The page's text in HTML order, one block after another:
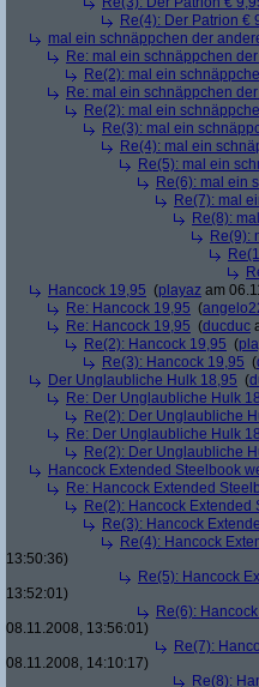
Re(4): Der Patrion €
mal ein schnäppchen der
Re: mal ein schnäppchen
Re(2): mal ein
Re: mal ein schnäppchen
Re(2): mal ein
Re(3): mal ein
Re(4): mal ein
Re(5): mal ein
Re(6): mal ein
Re(7): mal
Re(8):
Re(9):
Hancock 19,95 (playaz am
Re: Hancock 19,95 (
Re: Hancock 19,95 (ducduc
Re(2): Hancock 19,95 (
Re(3): Hancock 19,95 (
Der Unglaubliche Hulk 18,95 (
Re: Der Unglaubliche Hulk
Re(2): Der Unglaubliche
Re: Der Unglaubliche Hulk
Re(2): Der Unglaubliche
Hancock Extended Steelbook
Re: Hancock Extended
Re(2): Hancock
Re(3): Hancock
Re(4): Hancock
13:50:36)
Re(5): Hancock
13:52:01)
Re(6):
08.11.2008, 13:56:01)
Re(7):
08.11.2008, 14:10:17)
Re(8):